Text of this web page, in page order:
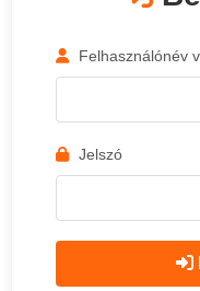
Felhasználónév
Jelszó